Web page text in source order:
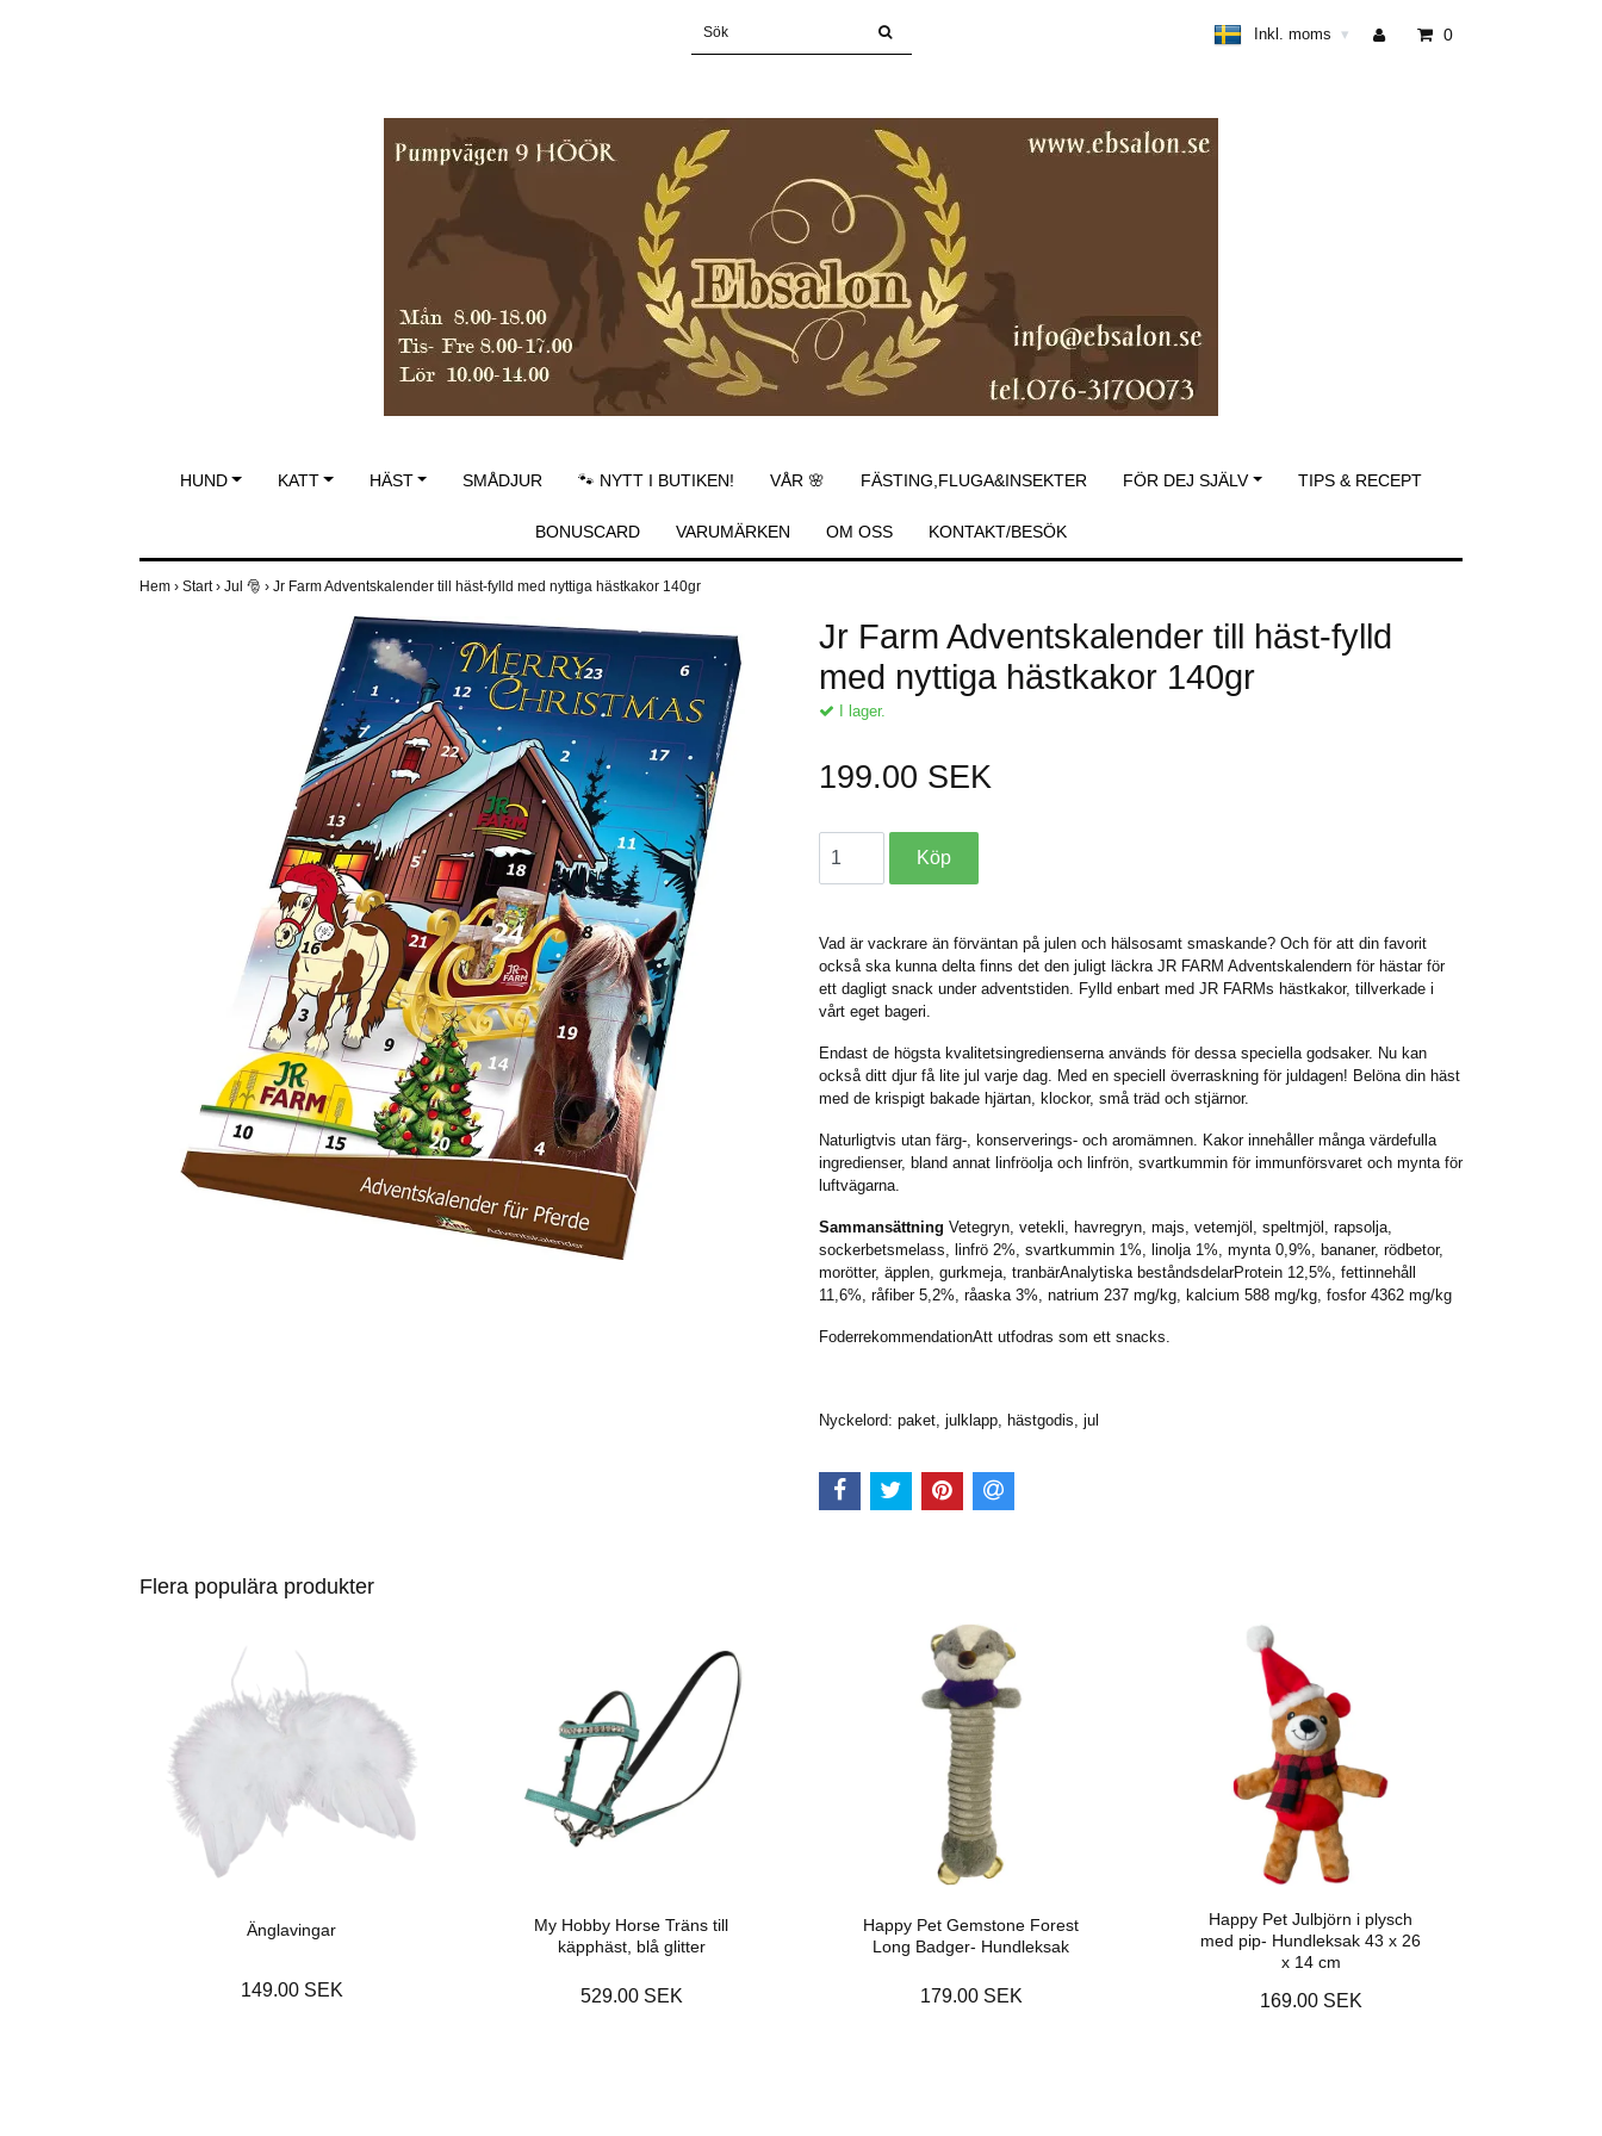
Inkl. moms ▾ 0
HUND KATT HÄST SMÅDJUR 🐾 NYTT I BUTIKEN! VÅR 🌸 FÄSTING,FLUGA&INSEKTER FÖR DEJ SJÄLV TIPS & RECEPT
BONUSCARD VARUMÄRKEN OM OSS KONTAKT/BESÖK
Hem › Start› Jul 🎅 › Jr Farm Adventskalender till häst-fylld med nyttiga hästkakor 140gr
Jr Farm Adventskalender till häst-fylld
med nyttiga hästkakor 140gr
I lager.
199.00 SEK
Vad är vackrare än förväntan på julen och hälsosamt smaskande? Och för att din favorit
också ska kunna delta finns det den juligt läckra JR FARM Adventskalendern för hästar för
ett dagligt snack under adventstiden. Fylld enbart med JR FARMs hästkakor, tillverkade i
vårt eget bageri.
Endast de högsta kvalitetsingredienserna används för dessa speciella godsaker. Nu kan
också ditt djur få lite jul varje dag. Med en speciell överraskning för juldagen! Belöna din häst
med de krispigt bakade hjärtan, klockor, små träd och stjärnor.
Naturligtvis utan färg-, konserverings- och aromämnen. Kakor innehåller många värdefulla
ingredienser, bland annat linfröolja och linfrön, svartkummin för immunförsvaret och mynta för
luftvägarna.
Sammansättning Vetegryn, vetekli, havregryn, majs, vetemjöl, speltmjöl, rapsolja,
sockerbetsmelass, linfrö 2%, svartkummin 1%, linolja 1%, mynta 0,9%, bananer, rödbetor,
morötter, äpplen, gurkmeja, tranbärAnalytiska beståndsdelarProtein 12,5%, fettinnehåll
11,6%, råfiber 5,2%, råaska 3%, natrium 237 mg/kg, kalcium 588 mg/kg, fosfor 4362 mg/kg
FoderrekommendationAtt utfodras som ett snacks.
Nyckelord: paket, julklapp, hästgodis, jul
Flera populära produkter
Änglavingar
149.00 SEK
My Hobby Horse Träns till
käpphäst, blå glitter
529.00 SEK
Happy Pet Gemstone Forest
Long Badger- Hundleksak
179.00 SEK
Happy Pet Julbjörn i plysch
med pip- Hundleksak 43 x 26
x 14 cm
169.00 SEK